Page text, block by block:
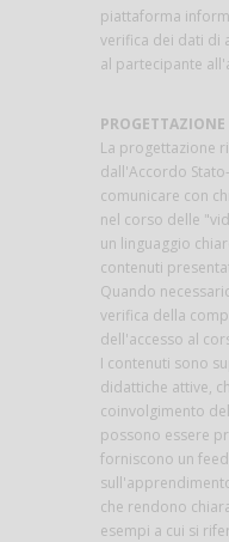
piattaforma
verifica dei dati di
al partecipante
La progettazione
dall'Accordo
comunicare con
nel corso delle
un linguaggio
contenuti
Quando
verifica della
dell'accesso al
I contenuti sono
didattiche attive,
coinvolgimento
possono essere
forniscono un
che rendono
esempi a cui si